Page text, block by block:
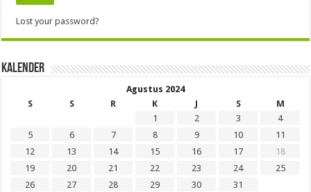
Lost your password?
Kalender
Agustus 2024
S
S R K J S
M
1
2 3
4
5
6 7 8 9 10
11
12
13 14 15 16 17
18
19
20 21 22 23 24
25
26
27 28 29 30
31